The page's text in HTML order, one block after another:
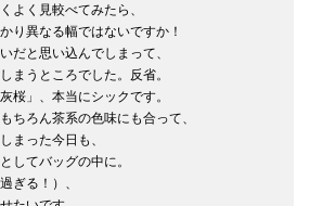
よく見較べてみたら、
り異なる幅ではないですか！
だと思い込んでしまって、
まうところでした。反省。
桜」、本当にシックです。
ちろん茶系の色味にも合って、
まった今日も、
してバッグの中に。
ぎる！）、